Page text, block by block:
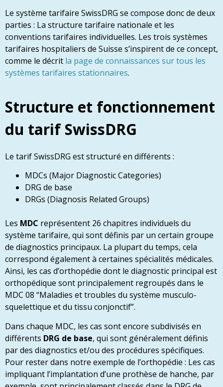
Le système tarifaire SwissDRG se compose donc de deux
parties : La structure tarifaire nationale et les
conventions tarifaires individuelles. Les trois systèmes
tarifaires hospitaliers de Suisse s’inspirent de ce concept,
comme le décrit la page de connaissances sur tous les
systèmes tarifaires stationnaires.
Structure et fonctionnement
du tarif SwissDRG
Le tarif SwissDRG est structuré en différents :
MDCs (Major Diagnostic Categories)
DRG de base
DRGs (Diagnosis Related Groups)
Les MDC représentent 26 chapitres individuels du
système tarifaire, qui sont définis par un certain groupe
de diagnostics principaux. La plupart du temps, cela
correspond également à certaines spécialités médicales.
Ainsi, les cas d’orthopédie dont le diagnostic principal est
orthopédique sont principalement regroupés dans le
MDC 08 “Maladies et troubles du système musculo-
squelettique et du tissu conjonctif”.
Dans chaque MDC, les cas sont encore subdivisés en
différents DRG de base, qui sont généralement définis
par des diagnostics et/ou des procédures spécifiques.
Pour rester dans notre exemple de l’orthopédie : Les cas
impliquant l’implantation d’une prothèse de hanche, par